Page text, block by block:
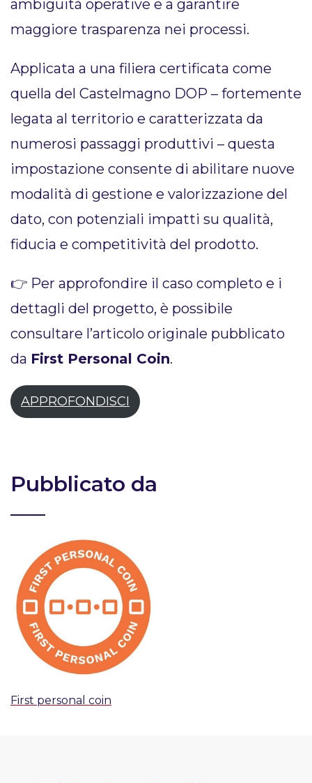
ambiguità operative e a garantire
maggiore trasparenza nei processi.
Applicata a una filiera certificata come
quella del Castelmagno DOP – fortemente
legata al territorio e caratterizzata da
numerosi passaggi produttivi – questa
impostazione consente di abilitare nuove
modalità di gestione e valorizzazione del
dato, con potenziali impatti su qualità,
fiducia e competitività del prodotto.
👉 Per approfondire il caso completo e i
dettagli del progetto, è possibile
consultare l’articolo originale pubblicato
da First Personal Coin.
APPROFONDISCI
Pubblicato da
First personal coin